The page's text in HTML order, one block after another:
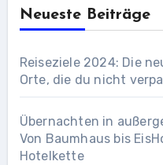
Neueste Beiträge
Reiseziele 2024: Die
Orte, die du nicht
Übernachten in
Von Baumhaus bis
Hotelkette